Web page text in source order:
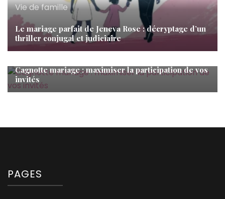
Vie de famille
Le mariage parfait de Jeneva Rose : décryptage d’un
thriller conjugal et judiciaire
Vie de famille
Cagnotte mariage : maximiser la participation de vos
invités
PAGES